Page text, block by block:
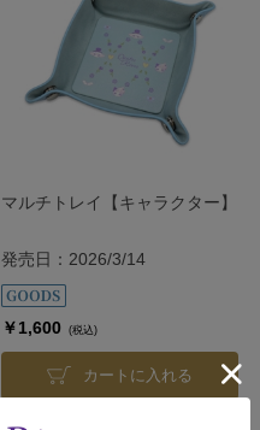
マルチトレイ【キャラクター】
発売日：2026/3/14
￥1,600 (税込)
カートに入れる